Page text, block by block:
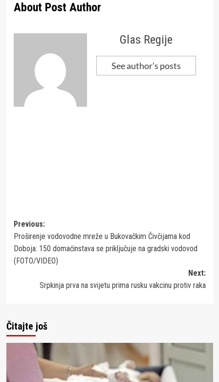
About Post Author
Glas Regije
See author's posts
Post
navigation
Previous:
Proširenje vodovodne mreže u Bukovačkim Čivčijama kod
Doboja: 150 domaćinstava se priključuje na gradski vodovod
(FOTO/VIDEO)
Next:
Srpkinja prva na svijetu prima rusku vakcinu protiv raka
Čitajte još